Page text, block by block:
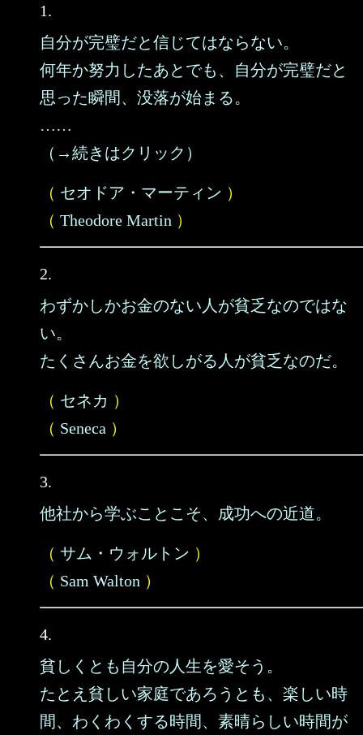
1.
自分が完璧だと信じてはならない。
何年か努力したあとでも、自分が完璧だと
思った瞬間、没落が始まる。
……
（→続きはクリック）
（ セオドア・マーティン ）
（ Theodore Martin ）
2.
わずかしかお金のない人が貧乏なのではな
い。
たくさんお金を欲しがる人が貧乏なのだ。
（ セネカ ）
（ Seneca ）
3.
他社から学ぶことこそ、成功への近道。
（ サム・ウォルトン ）
（ Sam Walton ）
4.
貧しくとも自分の人生を愛そう。
たとえ貧しい家庭であろうとも、楽しい時
間、わくわくする時間、素晴らしい時間が